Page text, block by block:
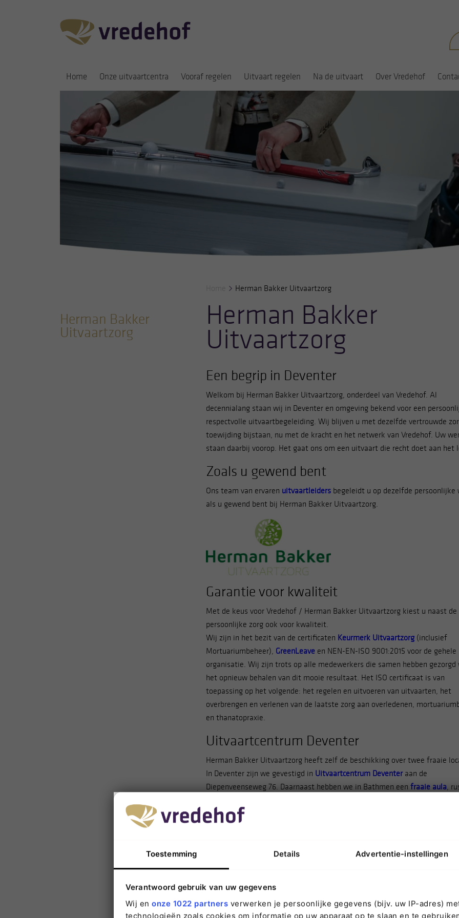
Toestemming Details Advertentie-instellingen
Verantwoord gebruik van uw gegevens
Wij en onze 1022 partners verwerken je persoonlijke gegevens (bijv. uw IP-adres)
technologieën zoals cookies om informatie op uw apparaat op te slaan en te
Home Onze uitvaartcentra Vooraf regelen Uitvaart regelen Na de uitvaart Over Vredehof
Herman Bakker
Uitvaartzorg
Herman Bakker Uitvaartzorg
Herman Bakker
Uitvaartzorg
Een begrip in Deventer
Welkom bij Herman Bakker Uitvaartzorg, onderdeel van Vredehof. Al
decennialang staan wij in Deventer en omgeving bekend voor een
respectvolle uitvaartbegeleiding. Wij blijven u met dezelfde vertrouwde
toewijding bijstaan, nu met de kracht en het netwerk van Vredehof. Uw
staan daarbij voorop. Het gaat ons om een uitvaart die recht doet aan het
Zoals u gewend bent
Ons team van ervaren uitvaartleiders begeleidt u op dezelfde persoonlijke
als u gewend bent bij Herman Bakker Uitvaartzorg.
Garantie voor kwaliteit
Met de keus voor Vredehof / Herman Bakker Uitvaartzorg kiest u naast de
persoonlijke zorg ook voor kwaliteit.
Wij zijn in het bezit van de certificaten Keurmerk Uitvaartzorg (inclusief
Mortuariumbeheer), GreenLeave en NEN-EN-ISO 9001:2015 voor de gehele
organisatie. Wij zijn trots op alle medewerkers die samen hebben gezorgd
het opnieuw behalen van dit mooie resultaat. Het ISO certificaat is van
toepassing op het volgende: het regelen en uitvoeren van uitvaarten, het
overbrengen en verlenen van de laatste zorg aan overledenen,
en thanatopraxie.
Uitvaartcentrum Deventer
Herman Bakker Uitvaartzorg heeft zelf de beschikking over twee fraaie
In Deventer zijn we gevestigd in Uitvaartcentrum Deventeraan de
Diepenveenseweg 76. Daarnaast hebben we in Bathmen een fraaie aula,